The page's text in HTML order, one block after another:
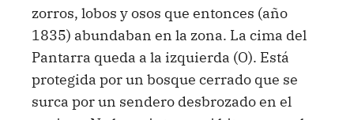
zorros, lobos y osos que entonces (año
1835) abundaban en la zona. La cima del
Pantarra queda a la izquierda (O). Está
protegida por un bosque cerrado que se
surca por un sendero desbrozado en el